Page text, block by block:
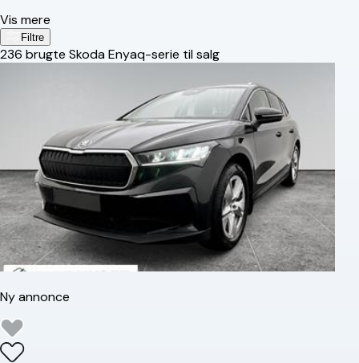
Vis mere
Filtre
236 brugte Skoda Enyaq-serie til salg
Ny annonce